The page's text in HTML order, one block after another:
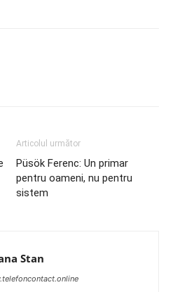
Articolul următor
Püsök Ferenc: Un primar
pentru oameni, nu pentru
sistem
Stan